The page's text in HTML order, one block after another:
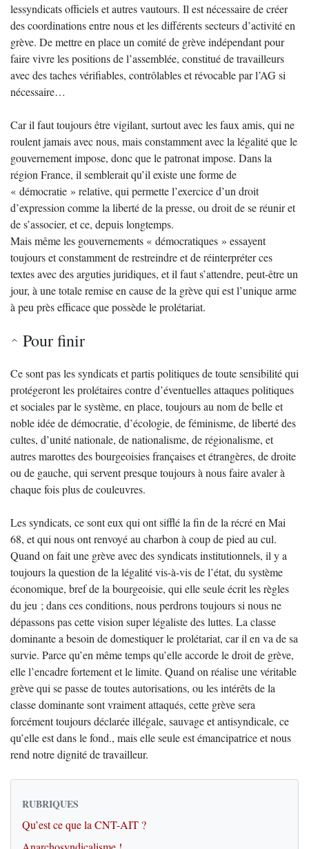
lessyndicats officiels et autres vautours. Il est nécessaire de créer
des coordinations entre nous et les différents secteurs d’activité en
grève. De mettre en place un comité de grève indépendant pour
faire vivre les positions de l’assemblée, constitué de travailleurs
avec des taches vérifiables, contrôlables et révocable par l’AG si
nécessaire…
Car il faut toujours être vigilant, surtout avec les faux amis, qui ne
roulent jamais avec nous, mais constamment avec la légalité que le
gouvernement impose, donc que le patronat impose. Dans la
région France, il semblerait qu’il existe une forme de
« démocratie » relative, qui permette l’exercice d’un droit
d’expression comme la liberté de la presse, ou droit de se réunir et
de s’associer, et ce, depuis longtemps.
Mais même les gouvernements « démocratiques » essayent
toujours et constamment de restreindre et de réinterpréter ces
textes avec des arguties juridiques, et il faut s’attendre, peut-être un
jour, à une totale remise en cause de la grève qui est l’unique arme
à peu près efficace que possède le prolétariat.
Pour finir
Ce sont pas les syndicats et partis politiques de toute sensibilité qui
protégeront les prolétaires contre d’éventuelles attaques politiques
et sociales par le système, en place, toujours au nom de belle et
noble idée de démocratie, d’écologie, de féminisme, de liberté des
cultes, d’unité nationale, de nationalisme, de régionalisme, et
autres marottes des bourgeoisies françaises et étrangères, de droite
ou de gauche, qui servent presque toujours à nous faire avaler à
chaque fois plus de couleuvres.
Les syndicats, ce sont eux qui ont sifflé la fin de la récré en Mai
68, et qui nous ont renvoyé au charbon à coup de pied au cul.
Quand on fait une grève avec des syndicats institutionnels, il y a
toujours la question de la légalité vis-à-vis de l’état, du système
économique, bref de la bourgeoisie, qui elle seule écrit les règles
du jeu ; dans ces conditions, nous perdrons toujours si nous ne
dépassons pas cette vision super légaliste des luttes. La classe
dominante a besoin de domestiquer le prolétariat, car il en va de sa
survie. Parce qu’en même temps qu’elle accorde le droit de grève,
elle l’encadre fortement et le limite. Quand on réalise une véritable
grève qui se passe de toutes autorisations, ou les intérêts de la
classe dominante sont vraiment attaqués, cette grève sera
forcément toujours déclarée illégale, sauvage et antisyndicale, ce
qu’elle est dans le fond., mais elle seule est émancipatrice et nous
rend notre dignité de travailleur.
RUBRIQUES
Qu’est ce que la CNT-AIT ?